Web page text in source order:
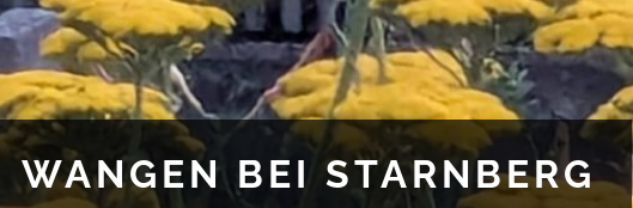
WANGEN BEI STARNBERG